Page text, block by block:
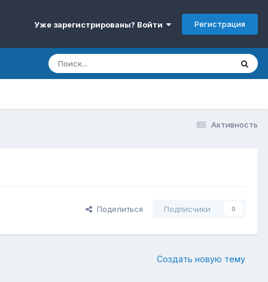
Уже зарегистрированы? Войти Регистрация
Активность
Поделиться Подписчики 0
Создать новую тему